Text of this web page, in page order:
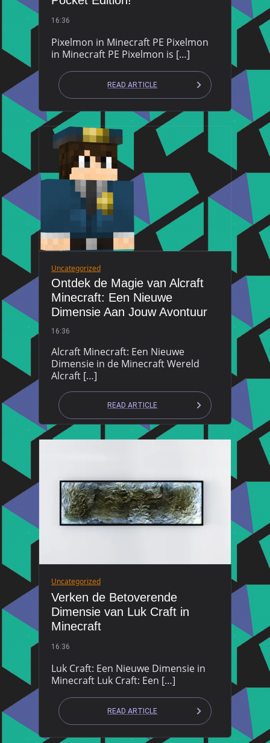
16:36
Pixelmon in Minecraft PE Pixelmon
in Minecraft PE Pixelmon is […]
READ ARTICLE
Uncategorized
Ontdek de Magie van Alcraft
Minecraft: Een Nieuwe
Dimensie Aan Jouw Avontuur
16:36
Alcraft Minecraft: Een Nieuwe
Dimensie in de Minecraft Wereld
Alcraft […]
READ ARTICLE
Uncategorized
Verken de Betoverende
Dimensie van Luk Craft in
Minecraft
16:36
Luk Craft: Een Nieuwe Dimensie in
Minecraft Luk Craft: Een […]
READ ARTICLE